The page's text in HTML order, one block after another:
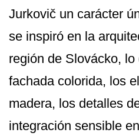
Jurkovič un carácter
se inspiró en la
región de Slovácko,
fachada colorida, los
madera, los detalles
integración sensible